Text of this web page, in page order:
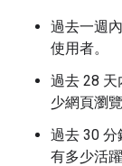
過去一週
使用者。
過去 28 天
少網頁瀏覽
過去 30
有多少活